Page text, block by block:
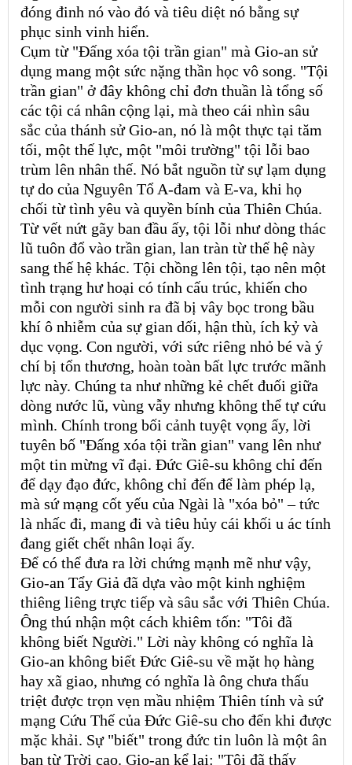
đóng đinh nó vào đó và tiêu diệt nó bằng sự
phục sinh vinh hiển.
Cụm từ "Đấng xóa tội trần gian" mà Gio-an sử
dụng mang một sức nặng thần học vô song. "Tội
trần gian" ở đây không chỉ đơn thuần là tổng số
các tội cá nhân cộng lại, mà theo cái nhìn sâu
sắc của thánh sử Gio-an, nó là một thực tại tăm
tối, một thế lực, một "môi trường" tội lỗi bao
trùm lên nhân thế. Nó bắt nguồn từ sự lạm dụng
tự do của Nguyên Tổ A-đam và E-va, khi họ
chối từ tình yêu và quyền bính của Thiên Chúa.
Từ vết nứt gãy ban đầu ấy, tội lỗi như dòng thác
lũ tuôn đổ vào trần gian, lan tràn từ thế hệ này
sang thế hệ khác. Tội chồng lên tội, tạo nên một
tình trạng hư hoại có tính cấu trúc, khiến cho
mỗi con người sinh ra đã bị vây bọc trong bầu
khí ô nhiễm của sự gian dối, hận thù, ích kỷ và
dục vọng. Con người, với sức riêng nhỏ bé và ý
chí bị tổn thương, hoàn toàn bất lực trước mãnh
lực này. Chúng ta như những kẻ chết đuối giữa
dòng nước lũ, vùng vẫy nhưng không thể tự cứu
mình. Chính trong bối cảnh tuyệt vọng ấy, lời
tuyên bố "Đấng xóa tội trần gian" vang lên như
một tin mừng vĩ đại. Đức Giê-su không chỉ đến
để dạy đạo đức, không chỉ đến để làm phép lạ,
mà sứ mạng cốt yếu của Ngài là "xóa bỏ" – tức
là nhấc đi, mang đi và tiêu hủy cái khối u ác tính
đang giết chết nhân loại ấy.
Để có thể đưa ra lời chứng mạnh mẽ như vậy,
Gio-an Tẩy Giả đã dựa vào một kinh nghiệm
thiêng liêng trực tiếp và sâu sắc với Thiên Chúa.
Ông thú nhận một cách khiêm tốn: "Tôi đã
không biết Người." Lời này không có nghĩa là
Gio-an không biết Đức Giê-su về mặt họ hàng
hay xã giao, nhưng có nghĩa là ông chưa thấu
triệt được trọn vẹn mầu nhiệm Thiên tính và sứ
mạng Cứu Thế của Đức Giê-su cho đến khi được
mặc khải. Sự "biết" trong đức tin luôn là một ân
ban từ Trời cao. Gio-an kể lại: "Tôi đã thấy